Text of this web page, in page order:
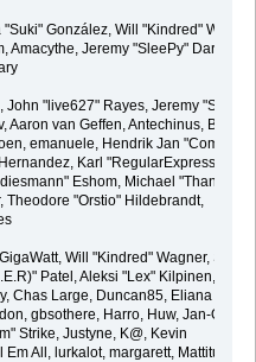
González, Will "Kindred"
Amacythe, Jeremy "SleePy" Darwood
"live627" Rayes, Jeremy
van Geffen, Antechinus, Bjoern
emanuele, Hendrik Jan "Compuart"
Karl "RegularExpression"
Eshom, Michael "Thantos"
Theodore "Orstio" Hildebrandt,
Will "Kindred" Wagner, Steve,
Patel, Aleksi "Lex" Kilpinen, Ben
Chas Large, Duncan85, Eliana
gbsothere, Harro, Huw, Jan-Olof
Strike, Justyne, K@, Kevin
All, lurkalot, margarett, Mattitude,